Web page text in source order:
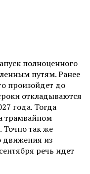
полноценного
путям. Ранее
произойдет до
откладываются
года. Тогда
трамвайном
Точно так же
движения из
речь идет